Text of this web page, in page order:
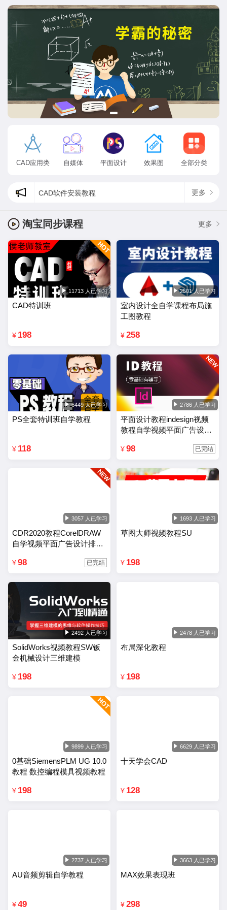
CAD应用类 自媒体 平面设计 效果图 全部分类
CAD软件安装教程 更多
淘宝同步课程 更多
11713 人已学习
CAD特训班
¥ 198
2501 人已学习
室内设计全自学课程布局施
工图教程
¥ 258
6449 人已学习
PS全套特训班自学教程
¥ 118
2786 人已学习
平面设计教程indesign视频
教程自学视频平面广告设计
¥ 98 已完结
3057 人已学习
CDR2020教程CorelDRAW
自学视频平面广告设计排版
¥ 98 已完结
1693 人已学习
草图大师视频教程SU
¥ 198
2492 人已学习
SolidWorks视频教程SW钣
金机械设计三维建模
¥ 198
2478 人已学习
布局深化教程
¥ 198
9899 人已学习
0基础SiemensPLM UG 10.0
教程 数控编程模具视频教程
¥ 198
6629 人已学习
十天学会CAD
¥ 128
2737 人已学习
AU音频剪辑自学教程
¥ 49
3663 人已学习
MAX效果表现班
¥ 298